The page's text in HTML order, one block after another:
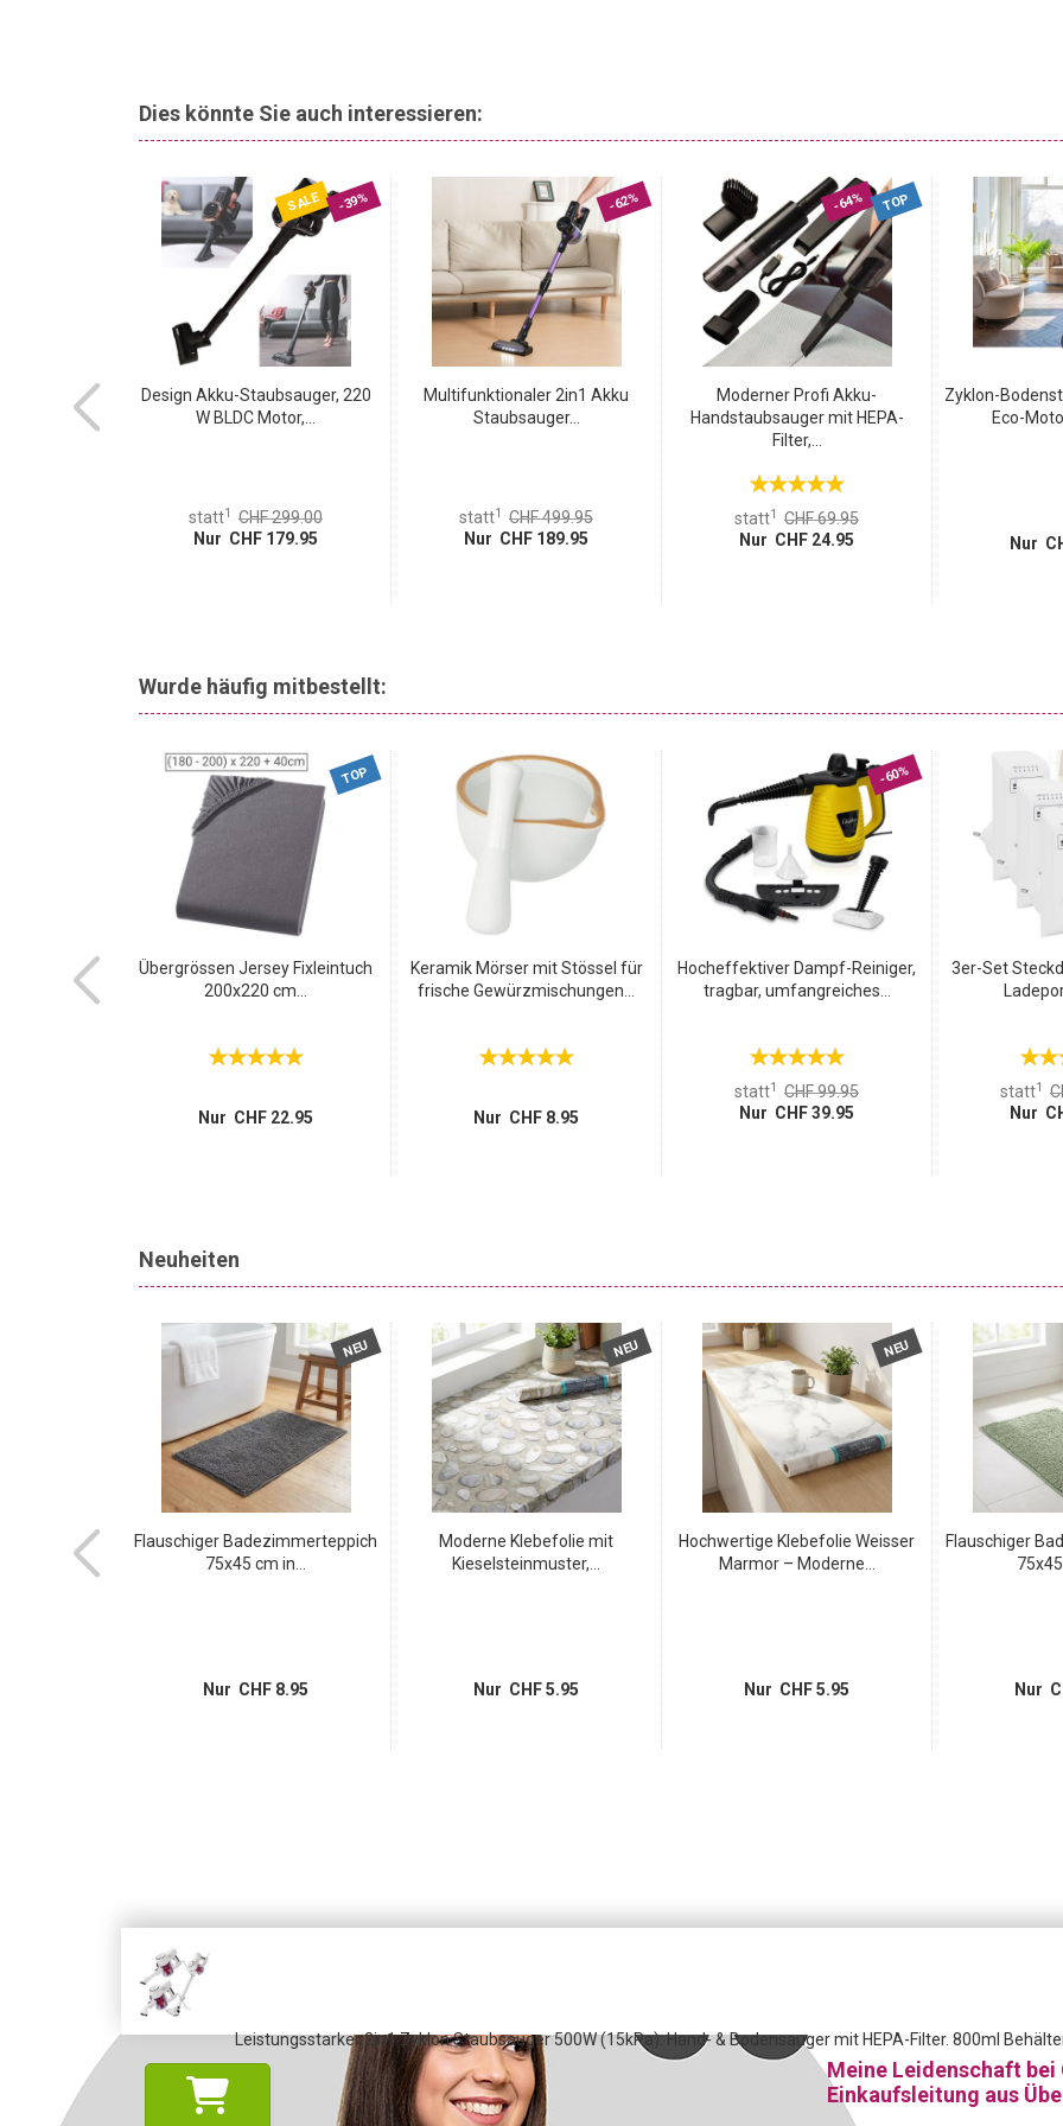
Dies könnte Sie auch interessieren:
&
SALE -39%
Design Akku-Staubsauger, 220
W BLDC Motor,...
statt1
CHF 299.00
Nur CHF 179.95
-62%
Multifunktionaler 2in1 Akku
Staubsauger...
statt1
CHF 499.95
Nur CHF 189.95
-64% TOP
Moderner Profi Akku-
Handstaubsauger mit HEPA-
Filter,...
statt1
CHF 69.95
Nur CHF 24.95
Zyklon-
Eco-
Nur
Wurde häufig mitbestellt:
Deckel & 3
TOP
Übergrössen Jersey Fixleintuch
200x220 cm...
Nur CHF 22.95
Keramik Mörser mit Stössel für
frische Gewürzmischungen...
Nur CHF 8.95
-60%
Hocheffektiver Dampf-Reiniger,
tragbar, umfangreiches...
statt1
CHF 99.95
Nur CHF 39.95
3er-Set
statt1
Nur
Neuheiten
Klebefolie
NEU
Flauschiger Badezimmerteppich
75x45 cm in...
Nur CHF 8.95
NEU
Moderne Klebefolie mit
Kieselsteinmuster,...
Nur CHF 5.95
NEU
Hochwertige Klebefolie Weisser
Marmor – Moderne...
Nur CHF 5.95
Flauschiger
75x45
Nur
Leistungsstarker 2in1 Zyklon Staubsauger 500W (15kPa): Hand- & Bodensauger mit HEPA-Filter. 800ml
Meine Leidenschaft bei
Einkaufsleitung aus